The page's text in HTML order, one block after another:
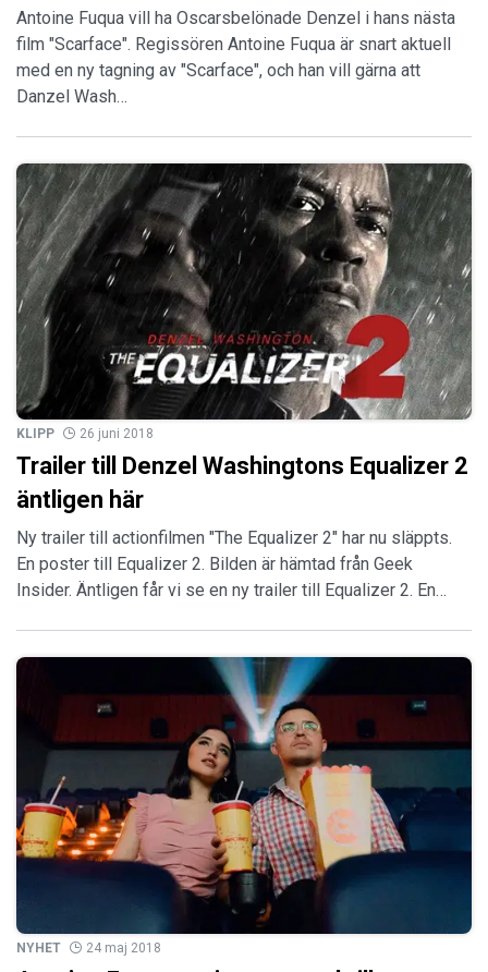
Antoine Fuqua vill ha Oscarsbelönade Denzel i hans nästa
film "Scarface". Regissören Antoine Fuqua är snart aktuell
med en ny tagning av "Scarface", och han vill gärna att
Danzel Wash…
KLIPP 26 juni 2018
Trailer till Denzel Washingtons Equalizer 2
äntligen här
Ny trailer till actionfilmen "The Equalizer 2" har nu släppts.
En poster till Equalizer 2. Bilden är hämtad från Geek
Insider. Äntligen får vi se en ny trailer till Equalizer 2. En…
NYHET 24 maj 2018